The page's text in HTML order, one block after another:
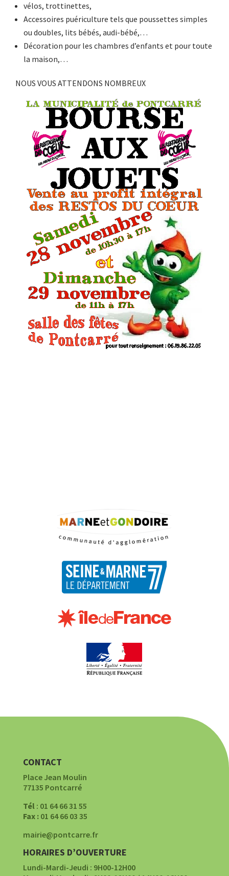
vélos, trottinettes,
Accessoires puériculture tels que poussettes simples
ou doubles, lits bébés, audi-bébé,…
Décoration pour les chambres d’enfants et pour toute
la maison,…
NOUS VOUS ATTENDONS NOMBREUX
CONTACT
Place Jean Moulin
77135 Pontcarré
Tél: 01 64 66 31 55
Fax :01 64 66 03 35
mairie@pontcarre.fr
HORAIRES D’OUVERTURE
Lundi-Mardi-Jeudi : 9H00-12H00